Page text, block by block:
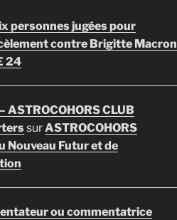
personnes jugées pour
contre Brigitte Macron
24
ASTROCOHORS CLUB
surASTROCOHORS
Nouveau Futur et de
ou commentatrice